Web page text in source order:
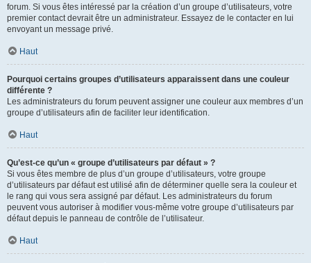
forum. Si vous êtes intéressé par la création d’un groupe d’utilisateurs, votre
premier contact devrait être un administrateur. Essayez de le contacter en lui
envoyant un message privé.
Haut
Pourquoi certains groupes d’utilisateurs apparaissent dans une couleur
différente ?
Les administrateurs du forum peuvent assigner une couleur aux membres d’un
groupe d’utilisateurs afin de faciliter leur identification.
Haut
Qu’est-ce qu’un « groupe d’utilisateurs par défaut » ?
Si vous êtes membre de plus d’un groupe d’utilisateurs, votre groupe
d’utilisateurs par défaut est utilisé afin de déterminer quelle sera la couleur et
le rang qui vous sera assigné par défaut. Les administrateurs du forum
peuvent vous autoriser à modifier vous-même votre groupe d’utilisateurs par
défaut depuis le panneau de contrôle de l’utilisateur.
Haut